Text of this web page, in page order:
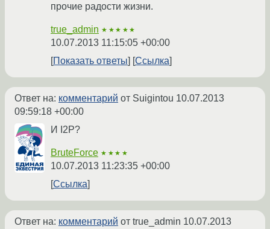
прочие радости жизни.
true_admin ★★★★★
10.07.2013 11:15:05 +00:00
Показать ответы
Ссылка
Ответ на: комментарий от Suigintou 10.07.2013
09:59:18 +00:00
И I2P?
BruteForce ★★★★
10.07.2013 11:23:35 +00:00
Ссылка
Ответ на: комментарий от true_admin 10.07.2013